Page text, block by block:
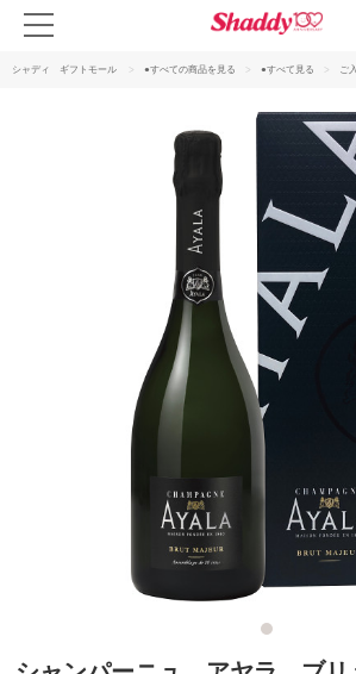
シャディ ギフトモール ●すべての商品を見る ●すべて見る ご